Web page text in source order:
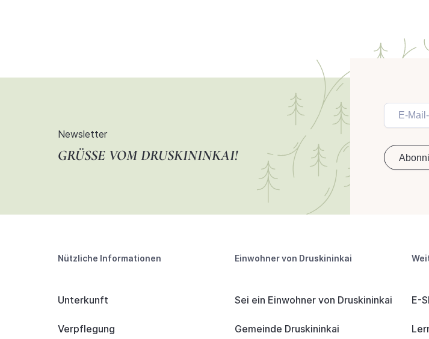
Newsletter
GRÜSSE VOM DRUSKININKAI!
Nützliche Informationen
Unterkunft
Verpflegung
Einwohner von Druskininkai
Sei ein Einwohner von Druskininkai
Gemeinde Druskininkai
E-